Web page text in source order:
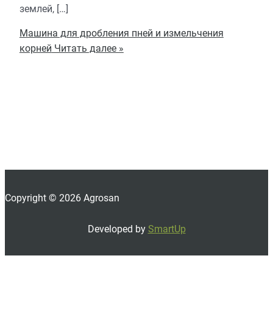
землей, […]
Машина для дробления пней и измельчения
корней Читать далее »
Copyright © 2026 Agrosan
Developed by SmartUp